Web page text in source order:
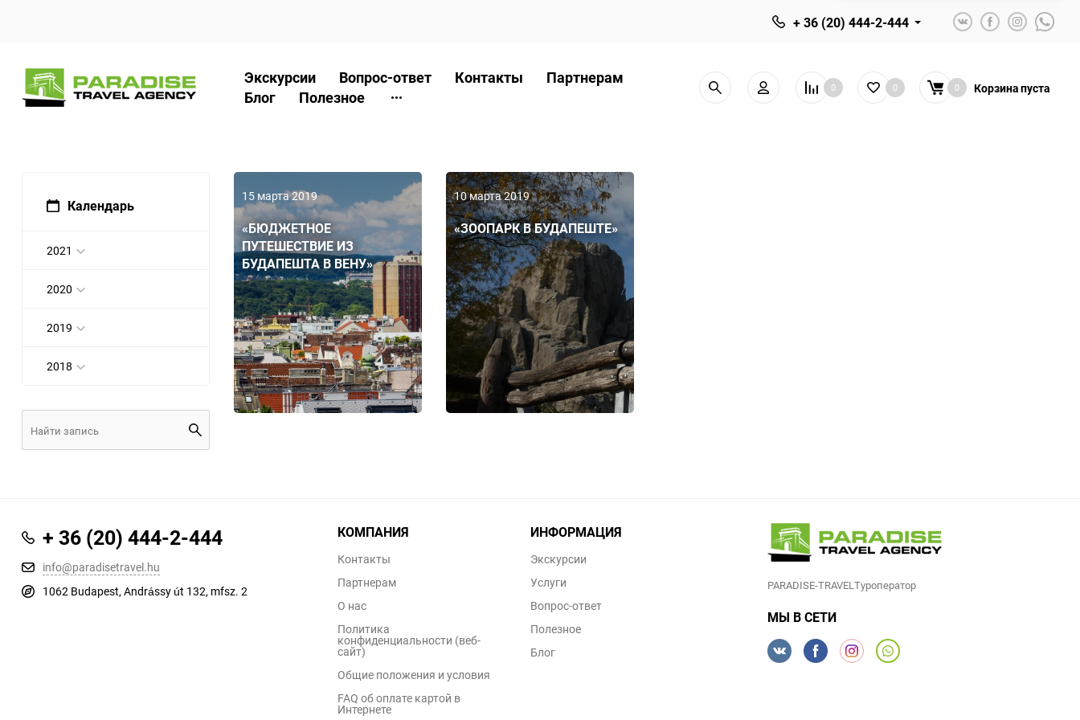
+ 36 (20) 444-2-444
Экскурсии Вопрос-ответ Контакты
Партнерам
Блог
Полезное
0 0 0 Корзинапуста
Календарь
2021
2020
2019
2018
15 марта 2019
«БЮДЖЕТНОЕ
ПУТЕШЕСТВИЕ ИЗ
БУДАПЕШТА В ВЕНУ»
10 марта 2019
«ЗООПАРК В БУДАПЕШТЕ»
+ 36 (20) 444-2-444
info@paradisetravel.hu
1062 Budapest, Andrássy út 132, mfsz. 2
КОМПАНИЯ
Контакты
Партнерам
О нас
Политика
конфиденциальности (веб-
сайт)
Общие положения и условия
FAQ об оплате картой в
Интернете
ИНФОРМАЦИЯ
Экскурсии
Услуги
Вопрос-ответ
Полезное
Блог
PARADISE-TRAVELТуроператор
МЫ В СЕТИ